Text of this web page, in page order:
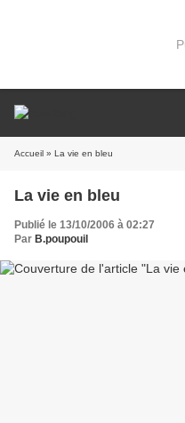
Accueil » La vie en bleu
La vie en bleu
Publié le 13/10/2006 à 02:27
Par B.poupouil